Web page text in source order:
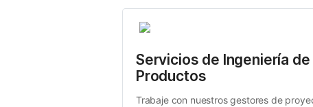
Servicios de Ingeniería de
Productos
Trabaje con nuestros gestores de